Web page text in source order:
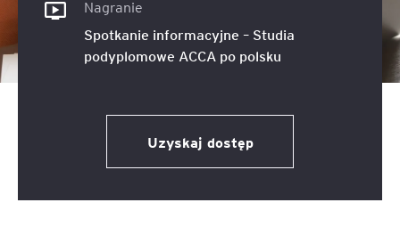
Nagranie
Spotkanie informacyjne – Studia
podyplomowe ACCA po polsku
Uzyskaj dostęp